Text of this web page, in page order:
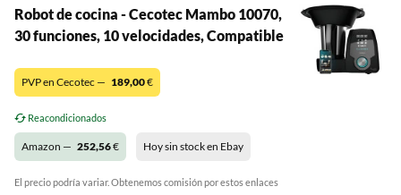
Robot de cocina - Cecotec Mambo 10070,
30 funciones, 10 velocidades, Compatible
PVP en Cecotec — 189,00€
Reacondicionados
Amazon — 252,56€ Hoy sin stock en Ebay
El precio podría variar. Obtenemos comisión por estos enlaces